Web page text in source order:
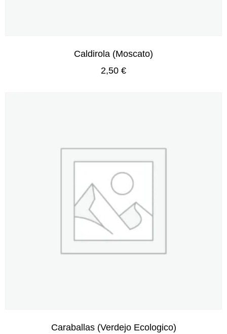
Caldirola (Moscato)
2,50 €
Caraballas (Verdejo Ecologico)